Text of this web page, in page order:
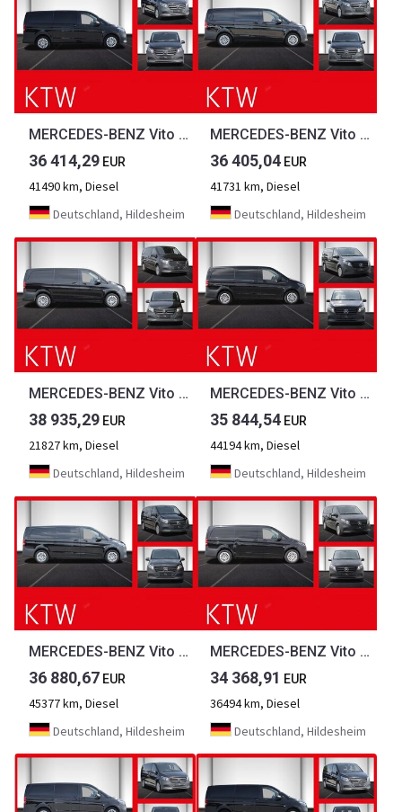
MERCEDES-BENZ Vito 116CDI lang,9Sitze,2x el.Schiebetür,2xKlima...
36 414,29 EUR
41490 km, Diesel
Deutschland, Hildesheim
MERCEDES-BENZ Vito 116CDI lang,9Sitze,2x el.Schiebetür,2xKlima...
36 405,04 EUR
41731 km, Diesel
Deutschland, Hildesheim
MERCEDES-BENZ Vito 116CDI lang,9Sitze,2x el.Schiebetür,2xKlima...
38 935,29 EUR
21827 km, Diesel
Deutschland, Hildesheim
MERCEDES-BENZ Vito 116CDI lang,9Sitze,2x el.Schiebetür,2xKlima...
35 844,54 EUR
44194 km, Diesel
Deutschland, Hildesheim
MERCEDES-BENZ Vito 116CDI Extralang,9Sitze,2xel.Schiebetür...
36 880,67 EUR
45377 km, Diesel
Deutschland, Hildesheim
MERCEDES-BENZ Vito 116CDI lang,9Sitze,2x el.Schiebetür,2xKlima...
34 368,91 EUR
36494 km, Diesel
Deutschland, Hildesheim